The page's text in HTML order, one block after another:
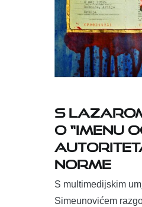
S
o “Imenu
norme
S multimedijskim
Simeunovićem